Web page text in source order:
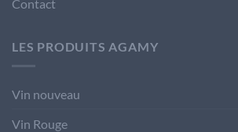
Contact
LES PRODUITS AGAMY
Vin nouveau
Vin Rouge